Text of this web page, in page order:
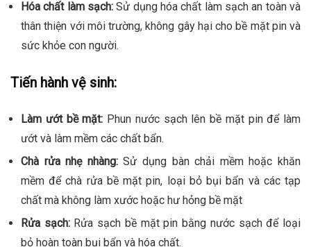
Hóa chất làm sạch: Sử dụng hóa chất làm sạch an toàn và
thân thiện với môi trường, không gây hại cho bề mặt pin và
sức khỏe con người.
Tiến hành vệ sinh:
Làm ướt bề mặt: Phun nước sạch lên bề mặt pin để làm
ướt và làm mềm các chất bẩn.
Chà rửa nhẹ nhàng:Sử dụng bàn chải mềm hoặc khăn
mềm để chà rửa bề mặt pin, loại bỏ bụi bẩn và các tạp
chất mà không làm xước hoặc hư hỏng bề mặt
Rửa sạch:Rửa sạch bề mặt pin bằng nước sạch để loại
bỏ hoàn toàn bụi bẩn và hóa chất.